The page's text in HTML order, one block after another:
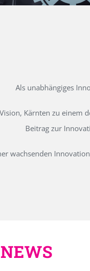
Als unabhängiges
Kärnten zu einem
Beitrag zur
wachsenden